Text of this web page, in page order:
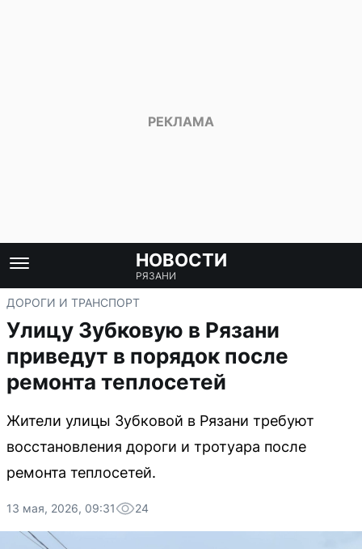
НОВОСТИ
РЯЗАНИ
ДОРОГИ И ТРАНСПОРТ
Улицу Зубковую в Рязани
приведут в порядок после
ремонта теплосетей
Жители улицы Зубковой в Рязани требуют
восстановления дороги и тротуара после
ремонта теплосетей.
13 мая, 2026, 09:31 24